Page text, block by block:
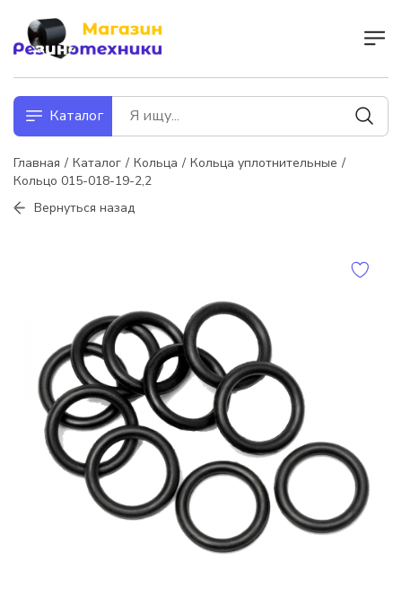
Каталог
Главная Каталог Кольца
Кольца уплотнительные
Кольцо 015-018-19-2,2
Вернуться назад